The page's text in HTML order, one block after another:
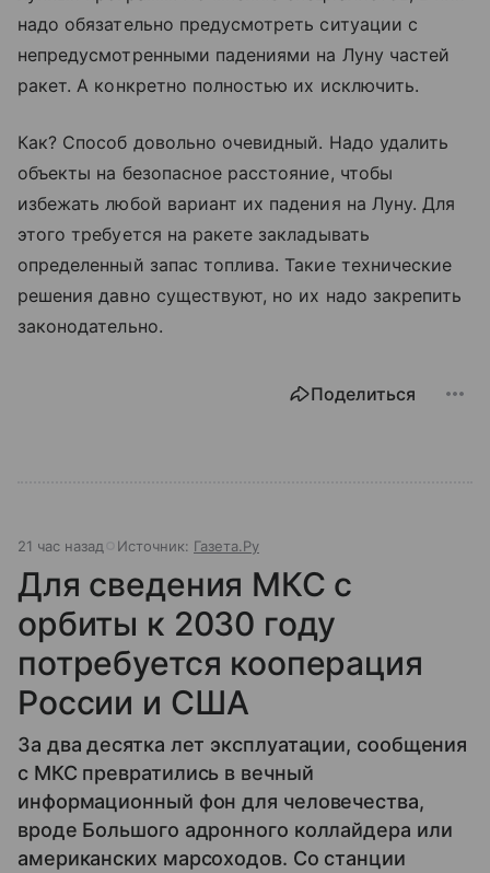
надо обязательно предусмотреть ситуации с
непредусмотренными падениями на Луну частей
ракет. А конкретно полностью их исключить.
Как? Способ довольно очевидный. Надо удалить
объекты на безопасное расстояние, чтобы
избежать любой вариант их падения на Луну. Для
этого требуется на ракете закладывать
определенный запас топлива. Такие технические
решения давно существуют, но их надо закрепить
законодательно.
Поделиться
21 час назад Источник: Газета.Ру
Для сведения МКС с
орбиты к 2030 году
потребуется кооперация
России и США
За два десятка лет эксплуатации, сообщения
с МКС превратились в вечный
информационный фон для человечества,
вроде Большого адронного коллайдера или
американских марсоходов. Со станции